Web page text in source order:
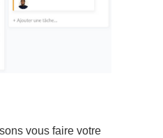
vous faire votre